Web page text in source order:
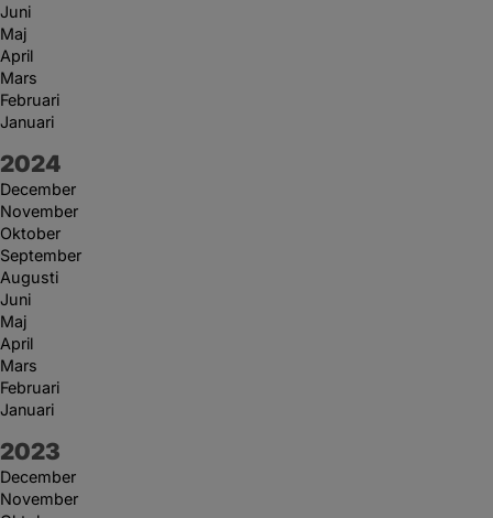
Juni
Maj
April
Mars
Februari
Januari
År:
2024
December
November
Oktober
September
Augusti
Juni
Maj
April
Mars
Februari
Januari
År:
2023
December
November